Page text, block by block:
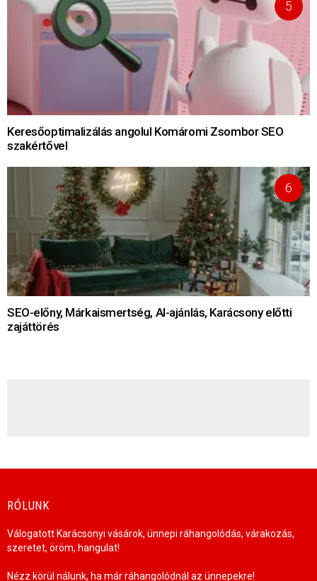
Keresőoptimalizálás angolul Komáromi Zsombor SEO
szakértővel
SEO-előny, Márkaismertség, AI-ajánlás, Karácsony előtti
zajáttörés
RÓLUNK
Válogatott Karácsonyi vásárok, ünnepi ráhangolódás, várakozás,
szeretet, öröm, hangulat!
Nézz körül nálunk, ha már ráhangolódnál az ünnepekre!